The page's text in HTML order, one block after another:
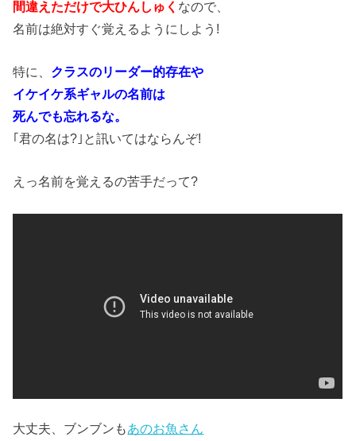
間違えただけで大ひんしゅく なので、
名前は絶対すぐ覚えるようにしよう!
特に、 クラスのリーダー的存在や
イケイケ系ギャルの名前は
死んでも忘れるな。
｢君の名は?｣と訊いてはならんぞ!
えっ名前を覚えるの苦手だって?
大丈夫、ブンブンもあのお魚さん